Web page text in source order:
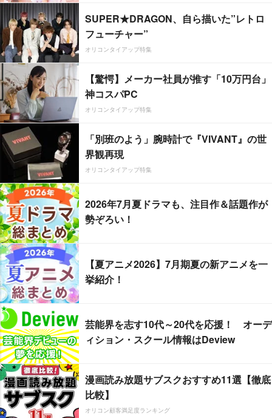
SUPER★DRAGON、自ら描いた”レトロ
フューチャー”
オリコンタイアップ特集
【驚愕】メーカー社員が推す「10万円台」
神コスパPC
オリコンタイアップ特集
「別班のよう」腕時計で『VIVANT』の世
界観再現
オリコンタイアップ特集
2026年7月夏ドラマも、注目作＆話題作が
勢ぞろい！
【夏アニメ2026】7月期夏の新アニメを一
挙紹介！
芸能界を志す10代～20代を応援！ オーデ
ィション・スクール情報はDeview
漫画読み放題サブスクおすすめ11選【徹底
比較】
オリコン顧客満足度ランキング